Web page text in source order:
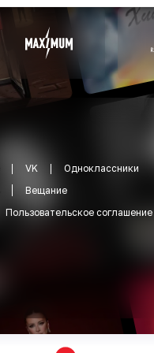
VK
Одноклассники
Вещание
Пользовательское соглашение